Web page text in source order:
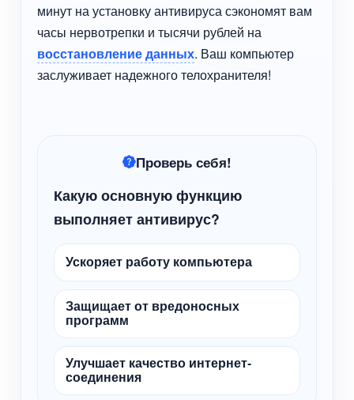
минут на установку антивируса сэкономят вам
часы нервотрепки и тысячи рублей на
восстановление данных. Ваш компьютер
заслуживает надежного телохранителя!
Проверь себя!
Какую основную функцию
выполняет антивирус?
Ускоряет работу компьютера
Защищает от вредоносных
программ
Улучшает качество интернет-
соединения